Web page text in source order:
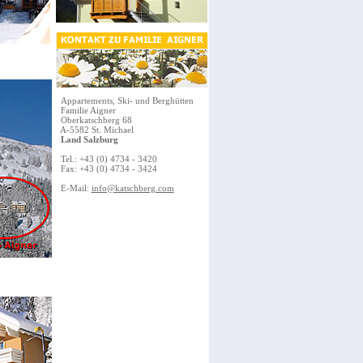
Appartements, Ski- und Berghütten
Familie Aigner
Oberkatschberg 68
A-5582 St. Michael
Land Salzburg
Tel.: +43 (0) 4734 - 3420
Fax: +43 (0) 4734 - 3424
E-Mail: info@katschberg.com